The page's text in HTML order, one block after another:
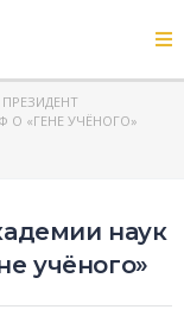
ПРЕЗИДЕНТ
О «ГЕНЕ УЧЁНОГО»
наук
учёного»